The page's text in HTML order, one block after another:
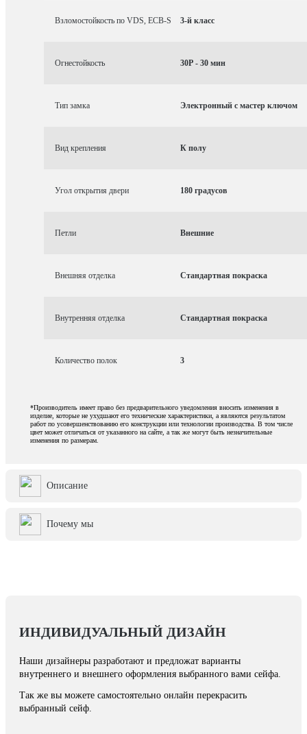
Взломостойкость по VDS, ECB-S 3-й класс
Огнестойкость 30P - 30 мин
Тип замка Электронный с мастер ключом
Вид крепления К полу
Угол открытия двери 180 градусов
Петли Внешние
Внешняя отделка Стандартная покраска
Внутренняя отделка Стандартная покраска
Количество полок 3
*Производитель имеет право без предварительного уведомления вносить изменения в
изделие, которые не ухудшают его технические характеристики, а являются результатом
работ по усовершенствованию его конструкции или технологии производства. В том числе
цвет может отличаться от указанного на сайте, а так же могут быть незначительные
изменения по размерам.
Описание
Почему мы
ИНДИВИДУАЛЬНЫЙ ДИЗАЙН
Наши дизайнеры разработают и предложат варианты
внутреннего и внешнего оформления выбранного вами сейфа.
Так же вы можете самостоятельно онлайн перекрасить
выбранный сейф.